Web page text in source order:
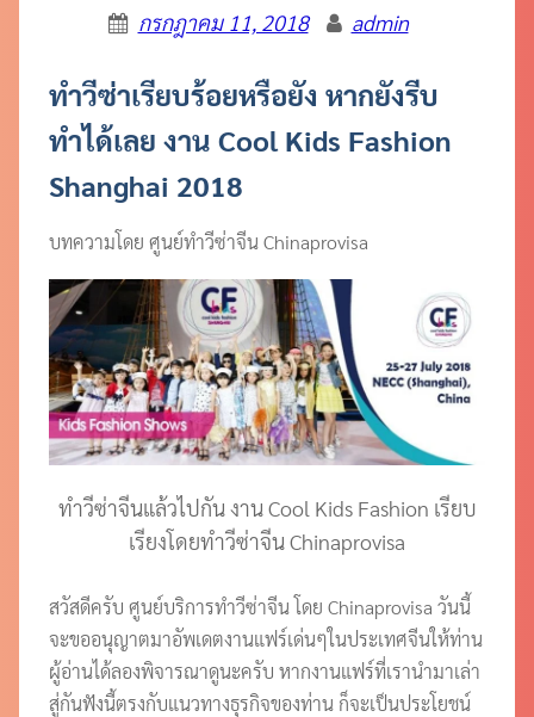
กรกฎาคม 11, 2018 admin
ทำวีซ่าเรียบร้อยหรือยัง หากยังรีบ
ทำได้เลย งาน Cool Kids Fashion
Shanghai 2018
บทความโดย ศูนย์ทำวีซ่าจีน Chinaprovisa
ทำวีซ่าจีนแล้วไปกัน งาน Cool Kids Fashion เรียบ
เรียงโดยทำวีซ่าจีน Chinaprovisa
สวัสดีครับ ศูนย์บริการทำวีซ่าจีน โดย Chinaprovisa วันนี้
จะขออนุญาตมาอัพเดตงานแฟร์เด่นๆในประเทศจีนให้ท่าน
ผู้อ่านได้ลองพิจารณาดูนะครับ หากงานแฟร์ที่เรานำมาเล่า
สู่กันฟังนี้ตรงกับแนวทางธุรกิจของท่าน ก็จะเป็นประโยชน์